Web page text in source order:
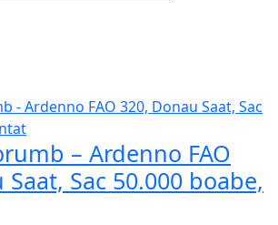
– Ardenno FAO
Sac 50.000 boabe,